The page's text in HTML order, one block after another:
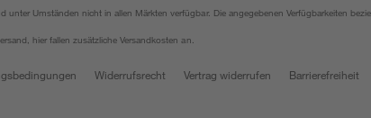
unter Umständen nicht in allen Märkten verfügbar. Die angegebenen Verfügbarkeiten
hier fallen zusätzliche Versandkosten an.
Widerrufsrecht Vertrag widerrufen Barrierefreiheit